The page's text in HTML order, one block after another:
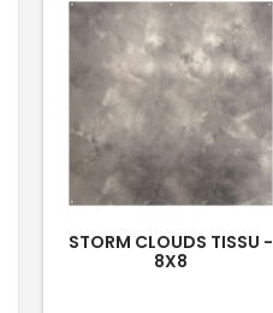
STORM CLOUDS TISSU -
8X8